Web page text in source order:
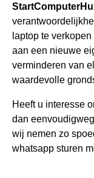
laptop te
aan een nieuwe
verminderen van
waardevolle
Heeft u interesse
dan
wij nemen zo
whatsapp sturen